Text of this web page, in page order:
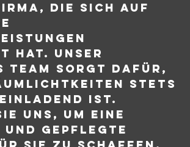
die sich auf
hat. Unser
Team sorgt dafür,
stets
ist.
uns, um eine
und gepflegte